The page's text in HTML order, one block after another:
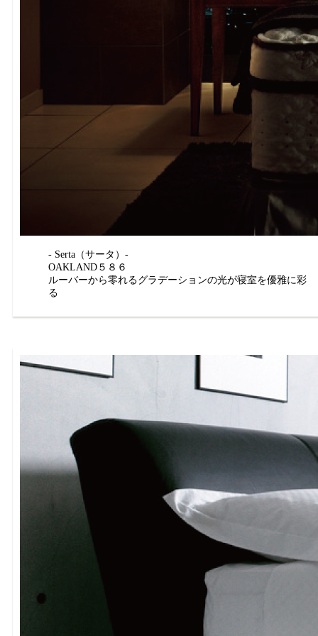
- Serta（サータ）-
OAKLAND５８６
ルーバーから零れるグラデーションの光が寝室を優雅に彩
る